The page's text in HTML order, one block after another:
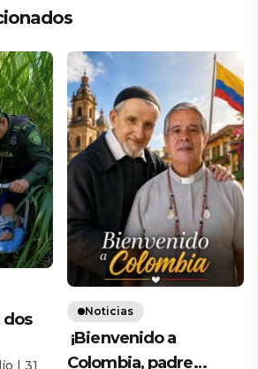
dos
| 31
Noticias
¡Bienvenido a
Colombia, padre